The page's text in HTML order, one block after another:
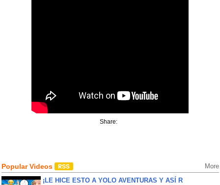
Share:
Popular Videos More
¡LE HICE ESTO A YOLO AVENTURAS Y ASÍ R